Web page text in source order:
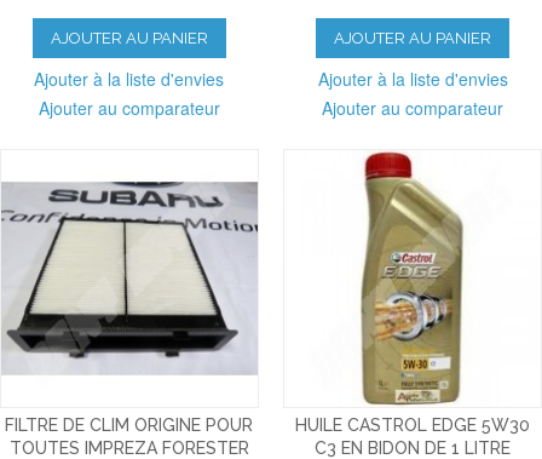
AJOUTER AU PANIER
Ajouter à la liste d'envies
Ajouter au comparateur
AJOUTER AU PANIER
Ajouter à la liste d'envies
Ajouter au comparateur
FILTRE DE CLIM ORIGINE POUR
TOUTES IMPREZA FORESTER
HUILE CASTROL EDGE 5W30
C3 EN BIDON DE 1 LITRE